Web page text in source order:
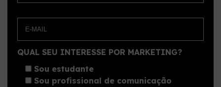
QUAL SEU INTERESSE POR MARKETING?
Sou estudante
Sou profissional de comunicação